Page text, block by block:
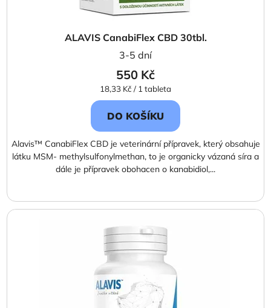
ALAVIS CanabiFlex CBD 30tbl.
3-5 dní
550 Kč
Měrná
cena:
18,33 Kč / 1 tableta
DO KOŠÍKU
Alavis™ CanabiFlex CBD je veterinární přípravek, který obsahuje
látku MSM- methylsulfonylmethan, to je organicky vázaná síra a
dále je přípravek obohacen o kanabidiol,...